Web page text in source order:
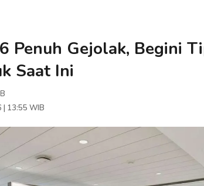
Penuh Gejolak, Begini
Saat Ini
| 13:55 WIB